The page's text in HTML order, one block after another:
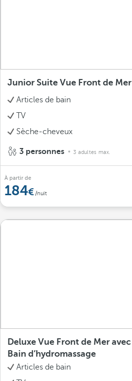
Junior Suite Vue Front de Mer
Articles de bain
TV
Sèche-cheveux
3 personnes 3 adultes max.
À partir de
184 /nuit
Deluxe Vue Front de Mer avec
Bain d’hydromassage
Articles de bain